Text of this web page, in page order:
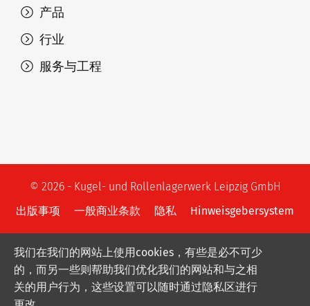
产品
行业
服务与工程
© 2026 - Kugel- und Rollenlagerwerk Leipzig GmbH
出版事项
一般商业条款 隐私 Hinweisgebersystem
我们在我们的网站上使用cookies，有些是必不可少
的，而另一些则帮助我们优化我们的网站和与之相
关的用户行为，这些设置可以随时通过隐私区进行